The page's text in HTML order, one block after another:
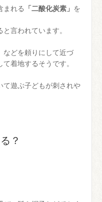
まれる 「二酸化炭素」 を
言われています。
などを頼りにして近づ
て着地するそうです。
て遊ぶ子どもが刺されや
？